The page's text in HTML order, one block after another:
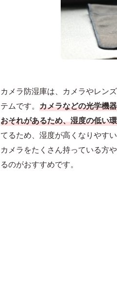
カメラ防湿庫は、カメラやレン
テムです。 カメラなどの光学機
おそれがあるため、湿度の低い
てるため、湿度が高くなりやす
カメラをたくさん持っている方
るのがおすすめです。